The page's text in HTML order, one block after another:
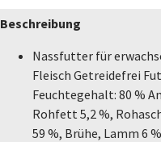
Beschreibung
Nassfutter für
Fleisch Getreidefrei
Feuchtegehalt: 80 %
Rohfett 5,2 %,
59 %, Brühe, Lamm 6